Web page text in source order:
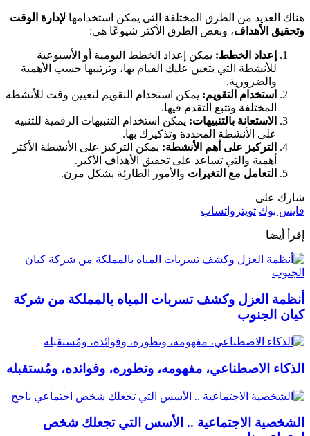
هناك العديد من الطرق المختلفة التي يمكن استخدامها لإدارة الوقت
وتحقيق الأهداف، وبعض الطرق الأكثر شيوعًا هي:
إعداد الخطط: يمكن إعداد الخطط اليومية أو الأسبوعية
للأنشطة التي يتعين عليك القيام بها، وترتيبها حسب الأهمية
والضرورية.
استخدام التقويم: يمكن استخدام التقويم لتعيين وقت للأنشطة
المختلفة وتتبع التقدم فيها.
الاستعانة بالتنبيهات: يمكن استخدام التنبيهات الرقمية للتنبيه
على الأنشطة المحددة وتذكيرك بها.
التركيز على أهم الأنشطة: يمكن التركيز على الأنشطة الأكثر
أهمية والتي تساعد على تحقيق الأهداف الأكبر.
التعامل مع التغيرات والأمور الطارئة بشكل مرن.
شارك على
فايس بوك تويتر واتساب
إقرأ أيضا
أنظمة العزل وكشف تسربات المياه بالمملكة من شركة
كيان الجنوب
الذكاء الاصطناعي، مفهومه، وتطوره، وفوائده، ومُستقبله
الشخصية الاجتماعية .. الأسس التي تجعلك شخص